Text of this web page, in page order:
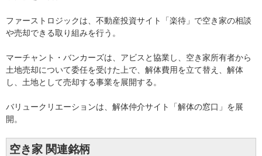
ファーストロジックは、不動産投資サイト「楽待」で空き家の相談
や売却できる取り組みを行う。
マーチャント・バンカーズは、アビスと協業し、空き家所有者から
土地売却について委任を受けた上で、解体費用を立て替え、解体
し、土地として売却する事業を展開する。
バリュークリエーションは、解体仲介サイト「解体の窓口」を展
開。
空き家 関連銘柄